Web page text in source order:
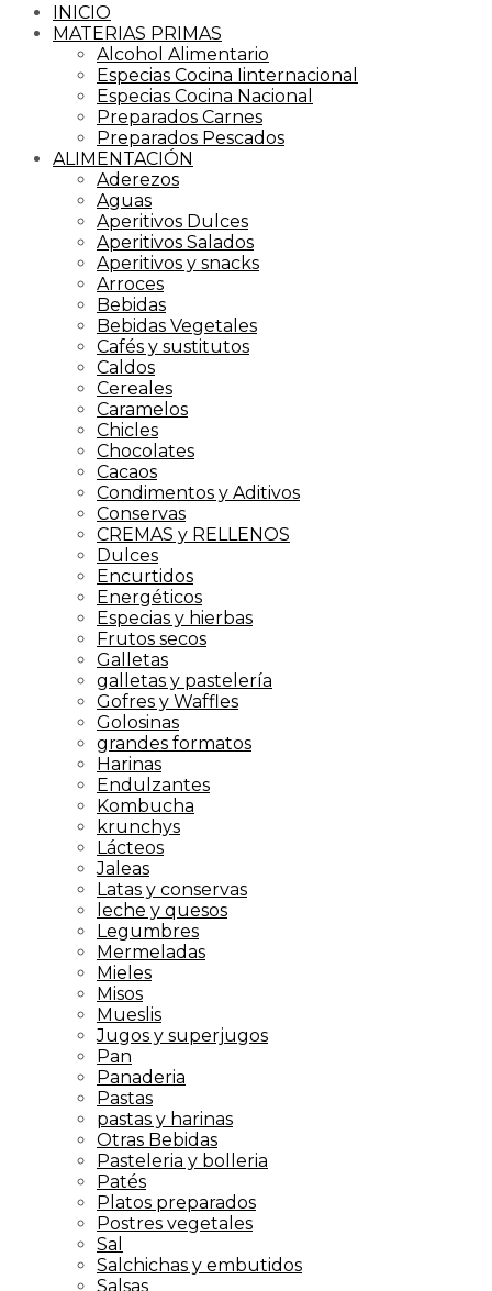
INICIO
MATERIAS PRIMAS
Alcohol Alimentario
Especias Cocina Iinternacional
Especias Cocina Nacional
Preparados Carnes
Preparados Pescados
ALIMENTACIÓN
Aderezos
Aguas
Aperitivos Dulces
Aperitivos Salados
Aperitivos y snacks
Arroces
Bebidas
Bebidas Vegetales
Cafés y sustitutos
Caldos
Cereales
Caramelos
Chicles
Chocolates
Cacaos
Condimentos y Aditivos
Conservas
CREMAS y RELLENOS
Dulces
Encurtidos
Energéticos
Especias y hierbas
Frutos secos
Galletas
galletas y pastelería
Gofres y Waffles
Golosinas
grandes formatos
Harinas
Endulzantes
Kombucha
krunchys
Lácteos
Jaleas
Latas y conservas
leche y quesos
Legumbres
Mermeladas
Mieles
Misos
Mueslis
Jugos y superjugos
Pan
Panaderia
Pastas
pastas y harinas
Otras Bebidas
Pasteleria y bolleria
Patés
Platos preparados
Postres vegetales
Sal
Salchichas y embutidos
Salsas